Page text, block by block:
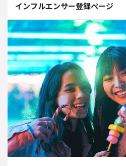
インフルエンサー登録ページ